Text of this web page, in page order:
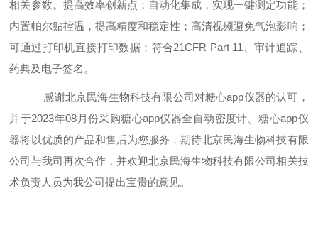
相关参数。提高效率创新点：自动化集成，实现一键测定功能；
内置帕尔贴控温，提高精度和稳定性；高清视频避免气泡影响；
可通过打印机直接打印数据；符合21CFR Part 11、审计追踪、
药典及电子签名。
感谢北京民海生物科技有限公司对糖心app仪器的认可，
并于2023年08 月份采购糖心app仪器全自动密度计。糖心app仪
器将以优质的产品和售后为您服务，期待北京民海生物科技有限
公司与我司再次合作，并欢迎北京民海生物科技有限公司相关技
术负责人员为我公司提出宝贵的意见。